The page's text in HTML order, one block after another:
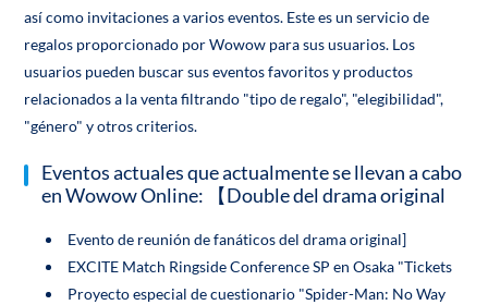
así como invitaciones a varios eventos. Este es un servicio de
regalos proporcionado por Wowow para sus usuarios. Los
usuarios pueden buscar sus eventos favoritos y productos
relacionados a la venta filtrando "tipo de regalo", "elegibilidad",
"género" y otros criterios.
Eventos actuales que actualmente se llevan a cabo
en Wowow Online: 【Double del drama original
Evento de reunión de fanáticos del drama original]
EXCITE Match Ringside Conference SP en Osaka "Tickets
Proyecto especial de cuestionario "Spider-Man: No Way